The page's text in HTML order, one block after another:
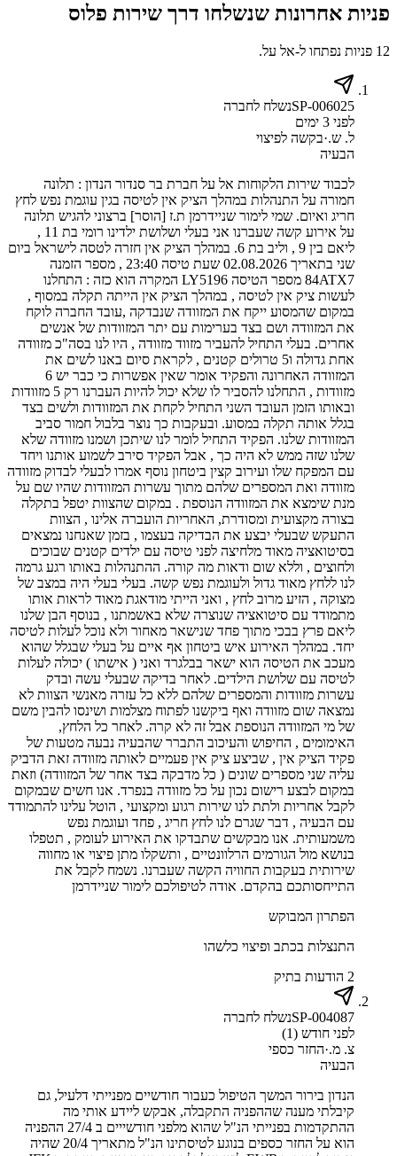
פניות אחרונות שנשלחו דרך שירות פלוס
12 פניות נפתחו ל-אל על.
SP-006025נשלח לחברה
לפני 3 ימים
ל. ש.·בקשה לפיצוי
הבעיה
לכבוד שירות הלקוחות אל על חברת בר סנדור הנדון : תלונה
חמורה על התנהלות במהלך הציק אין לטיסה בגין עוגמת נפש לחץ
חריג ואיום. שמי לימור שניידרמן ת.ז [הוסר] ברצוני להגיש תלונה
על אירוע קשה שעברנו אני בעלי ושלושת ילדינו רומי בת 11 ,
ליאם בין 9 , וליב בת 6. במהלך הציק אין חזרה לטסה לישראל ביום
שני בתאריך 02.08.2026 שעת טיסה 23:40 , מספר הזמנה
84ATX7 מספר הטיסה LY5196 המקרה הוא כזה : התחלנו
לעשות ציק אין לטיסה , במהלך הציק אין הייתה תקלה במסוף ,
במקום שהמסוע ייקח את המזוודה שנבדקה ,עובד החברה לוקח
את המזוודה ושם בצד בערימות עם יתר המזוודות של אנשים
אחרים. בעלי התחיל להעביר מזווד מזוודה , היו לנו בסה"כ מזוודה
אחת גדולה ו5 טרולים קטנים , לקראת סיום באנו לשים את
המזוודה האחרונה והפקיד אומר שאין אפשרות כי כבר יש 6
מזוודות , התחלנו להסביר לו שלא יכול להיות העברנו רק 5 מזוודות
ובאותו הזמן העובד השני התחיל לקחת את המזוודות ולשים בצד
בגלל אותה תקלה במסוע. ובעקבות כך נוצר בלבול חמור סביב
המזוודות שלנו. הפקיד התחיל לומר לנו שיתכן ושמנו מזוודה שלא
שלנו שזה ממש לא היה כך , אבל הפקיד סירב לשמוע אותנו ויחד
עם המפקח שלו ועירוב קצין ביטחון נוסף אמרו לבעלי לבדוק מזוודה
מזוודה ואת המספרים שלהם מתוך עשרות המזוודות שהיו שם על
מנת שימצא את המזוודה הנוספת . במקום שהצוות יטפל בתקלה
בצורה מקצועית ומסודרת, האחריות הועברה אלינו , הצוות
התעקש שבעלי יבצע את הבדיקה בעצמו , בזמן שאנחנו נמצאים
בסיטואציה מאוד מלחיצה לפני טיסה עם ילדים קטנים שבוכים
ולחוצים , וללא שום ודאות מה קורה. ההתנהלות באותו רגע גרמה
לנו ללחץ מאוד גדול ולעוגמת נפש קשה. בעלי בעלי היה במצב של
מצוקה , הזיע מרוב לחץ , ואני הייתי מודאגת מאוד לראות אותו
מתמודד עם סיטואציה שנוצרה שלא באשמתנו , בנוסף הבן שלנו
ליאם פרץ בבכי מתוך פחד שנישאר מאחור ולא נוכל לעלות לטיסה
יחד. במהלך האירוע איש ביטחון אף איים על בעלי שבגלל שהוא
מעכב את הטיסה הוא ישאר בבלגרד ואני ( אישתו ) יכולה לעלות
לטיסה עם שלושת הילדים. לאחר בדיקה שבעלי עשה ובדק
עשרות מזוודות והמספרים שלהם ללא כל עזרה מאנשי הצוות לא
נמצאה שום מזוודה ואף ביקשנו לפתוח מצלמות ושינסו להבין משם
של מי המזוודה הנוספת אבל זה לא קרה. לאחר כל הלחץ,
האימומים , החיפוש והעיכוב התברר שהבעיה נבעה מטעות של
פקיד הציק אין , שביצע ציק אין פעמיים לאותה מזוודה זאת הדביק
עליה שני מספרים שונים ( כל מדבקה בצד אחר של המזוודה) וזאת
במקום לבצע רישום נכון על כל מזוודה בנפרד. אנו חשים שבמקום
לקבל אחריות ולתת לנו שירות רגוע ומקצועי , הוטל עלינו להתמודד
עם הבעיה , דבר שגרם לנו לחץ חריג , פחד ועוגמת נפש
משמעותית. אנו מבקשים שתבדקו את האירוע לעומק , תטפלו
בנושא מול הגורמים הרלוונטיים , ותשקלו מתן פיצוי או מחווה
שירותית בעקבות החוויה הקשה שעברנו. נשמח לקבל את
התייחסותכם בהקדם. אודה לטיפולכם לימור שניידרמן
הפתרון המבוקש
התנצלות בכתב ופיצוי כלשהו
2 הודעות בתיק
SP-004087נשלח לחברה
לפני חודש (1)
צ. מ.·החזר כספי
הבעיה
הנדון בירור המשך הטיפול כעבור חודשיים מפנייתי דלעיל, גם
קיבלתי מענה שההפניה התקבלה, אבקש ליידע אותי מה
ההתקדמות בפנייתי הנ"ל שהוא מלפני חודשייים ב 27/4 ההפניה
הוא על החזר כספים בנוגע לטיסתינו הנ"ל מתאריך 20/4 שהיה